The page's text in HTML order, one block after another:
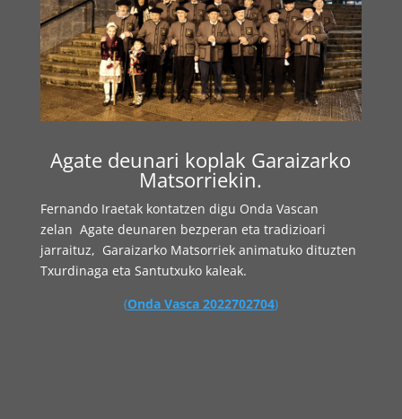
Agate deunari koplak Garaizarko
Matsorriekin.
Fernando Iraetak kontatzen digu Onda Vascan
zelan Agate deunaren bezperan eta tradizioari
jarraituz, Garaizarko Matsorriek animatuko dituzten
Txurdinaga eta Santutxuko kaleak.
(Onda Vasca 2022702704)